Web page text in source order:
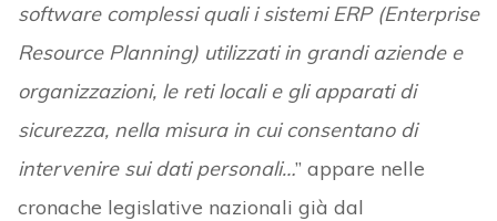
software complessi quali i sistemi ERP (Enterprise
Resource Planning) utilizzati in grandi aziende e
organizzazioni, le reti locali e gli apparati di
sicurezza, nella misura in cui consentano di
intervenire sui dati personali…” appare nelle
cronache legislative nazionali già dal